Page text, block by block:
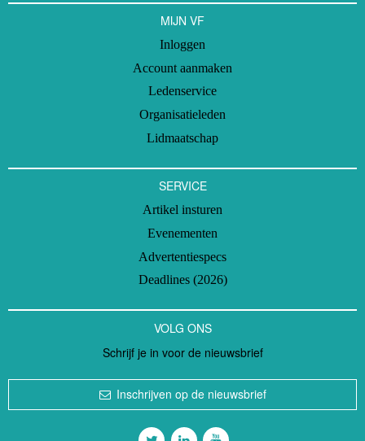
MIJN VF
Inloggen
Account aanmaken
Ledenservice
Organisatieleden
Lidmaatschap
SERVICE
Artikel insturen
Evenementen
Advertentiespecs
Deadlines (2026)
VOLG ONS
Schrijf je in voor de nieuwsbrief
Inschrijven op de nieuwsbrief